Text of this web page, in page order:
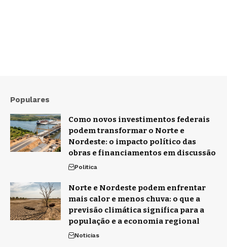
Populares
Como novos investimentos federais
podem transformar o Norte e
Nordeste: o impacto político das
obras e financiamentos em discussão
Politica
Norte e Nordeste podem enfrentar
mais calor e menos chuva: o que a
previsão climática significa para a
população e a economia regional
Noticias